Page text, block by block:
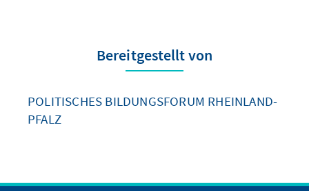
Bereitgestellt von
POLITISCHES BILDUNGSFORUM RHEINLAND-
PFALZ